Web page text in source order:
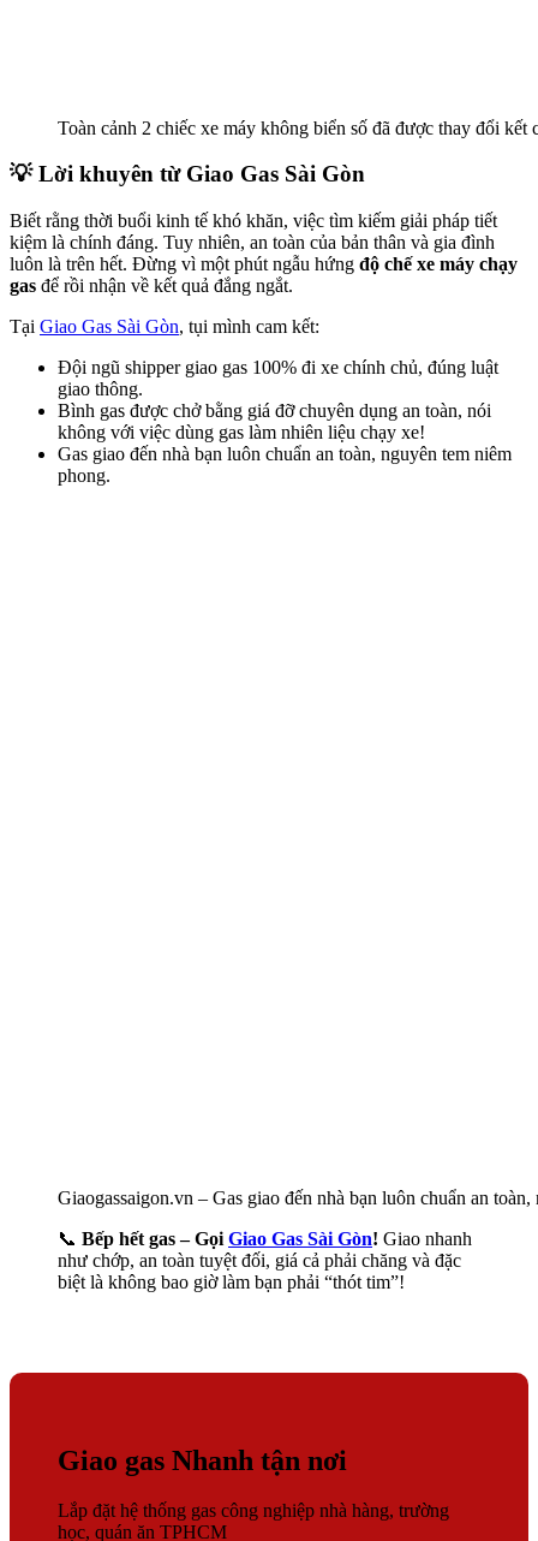
Toàn cảnh 2 chiếc xe máy không biển số đã được thay đổi
💡 Lời khuyên từ Giao Gas Sài Gòn
Biết rằng thời buổi kinh tế khó khăn, việc tìm kiếm giải pháp tiết
kiệm là chính đáng. Tuy nhiên, an toàn của bản thân và gia đình
luôn là trên hết. Đừng vì một phút ngẫu hứng độ chế xe máy chạy
gas để rồi nhận về kết quả đắng ngắt.
Tại Giao Gas Sài Gòn, tụi mình cam kết:
Đội ngũ shipper giao gas 100% đi xe chính chủ, đúng luật
giao thông.
Bình gas được chở bằng giá đỡ chuyên dụng an toàn, nói
không với việc dùng gas làm nhiên liệu chạy xe!
Gas giao đến nhà bạn luôn chuẩn an toàn, nguyên tem niêm
phong.
Giaogassaigon.vn – Gas giao đến nhà bạn luôn chuẩn an
📞 Bếp hết gas – Gọi Giao Gas Sài Gòn! Giao nhanh
như chớp, an toàn tuyệt đối, giá cả phải chăng và đặc
biệt là không bao giờ làm bạn phải “thót tim”!
Giao gas Nhanh tận nơi
Lắp đặt hệ thống gas công nghiệp nhà hàng, trường
học, quán ăn TPHCM